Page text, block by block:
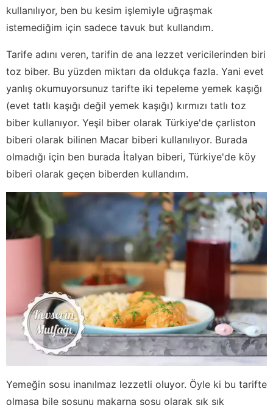
kullanılıyor, ben bu kesim işlemiyle uğraşmak
istemediğim için sadece tavuk but kullandım.
Tarife adını veren, tarifin de ana lezzet vericilerinden biri
toz biber. Bu yüzden miktarı da oldukça fazla. Yani evet
yanlış okumuyorsunuz tarifte iki tepeleme yemek kaşığı
(evet tatlı kaşığı değil yemek kaşığı) kırmızı tatlı toz
biber kullanıyor. Yeşil biber olarak Türkiye'de çarliston
biberi olarak bilinen Macar biberi kullanılıyor. Burada
olmadığı için ben burada İtalyan biberi, Türkiye'de köy
biberi olarak geçen biberden kullandım.
Yemeğin sosu inanılmaz lezzetli oluyor. Öyle ki bu tarifte
olmasa bile sosunu makarna sosu olarak sık sık